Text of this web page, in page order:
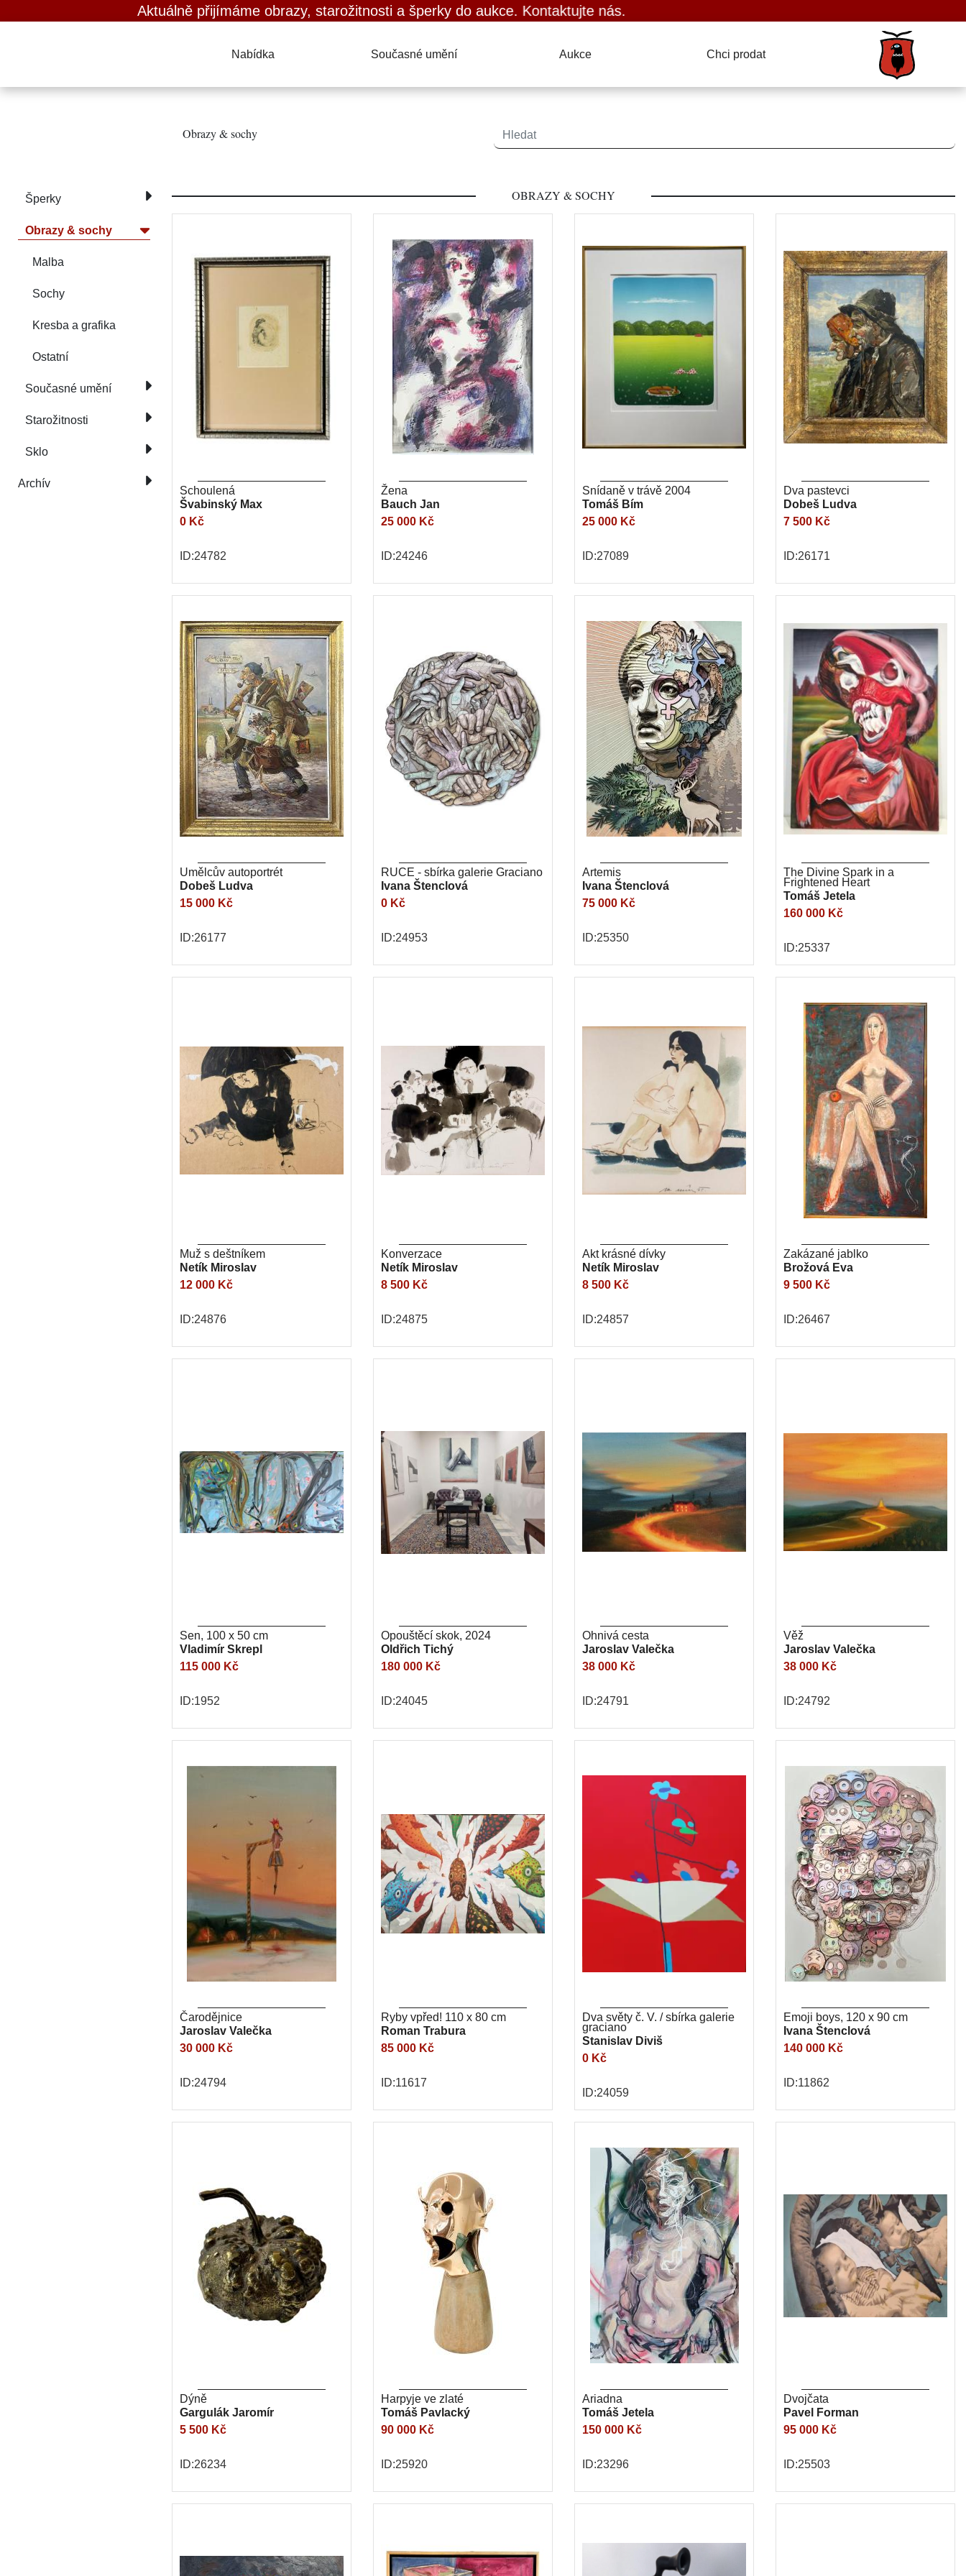
Aktuálně přijímáme obrazy, starožitnosti a šperky do aukce. Kontaktujte nás.
Nabídka Současné umění Aukce Chci prodat
Obrazy & sochy
Šperky
Obrazy & sochy
Malba
Sochy
Kresba a grafika
Ostatní
Současné umění
Starožitnosti
Sklo
Archív
OBRAZY & SOCHY
Schoulená
Švabinský Max
0 Kč
ID:24782
Žena
Bauch Jan
25 000 Kč
ID:24246
Snídaně v trávě 2004
Tomáš Bím
25 000 Kč
ID:27089
Dva pastevci
Dobeš Ludva
7 500 Kč
ID:26171
Umělcův autoportrét
Dobeš Ludva
15 000 Kč
ID:26177
RUCE - sbírka galerie Graciano
Ivana Štenclová
0 Kč
ID:24953
Artemis
Ivana Štenclová
75 000 Kč
ID:25350
The Divine Spark in a
Frightened Heart
Tomáš Jetela
160 000 Kč
ID:25337
Muž s deštníkem
Netík Miroslav
12 000 Kč
ID:24876
Konverzace
Netík Miroslav
8 500 Kč
ID:24875
Akt krásné dívky
Netík Miroslav
8 500 Kč
ID:24857
Zakázané jablko
Brožová Eva
9 500 Kč
ID:26467
Sen, 100 x 50 cm
Vladimír Skrepl
115 000 Kč
ID:1952
Opouštěcí skok, 2024
Oldřich Tichý
180 000 Kč
ID:24045
Ohnivá cesta
Jaroslav Valečka
38 000 Kč
ID:24791
Věž
Jaroslav Valečka
38 000 Kč
ID:24792
Čarodějnice
Jaroslav Valečka
30 000 Kč
ID:24794
Ryby vpřed! 110 x 80 cm
Roman Trabura
85 000 Kč
ID:11617
Dva světy č. V. / sbírka galerie
graciano
Stanislav Diviš
0 Kč
ID:24059
Emoji boys, 120 x 90 cm
Ivana Štenclová
140 000 Kč
ID:11862
Dýně
Gargulák Jaromír
5 500 Kč
ID:26234
Harpyje ve zlaté
Tomáš Pavlacký
90 000 Kč
ID:25920
Ariadna
Tomáš Jetela
150 000 Kč
ID:23296
Dvojčata
Pavel Forman
95 000 Kč
ID:25503